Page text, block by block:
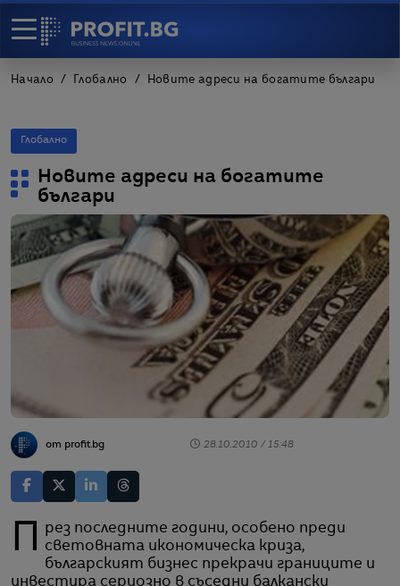
Начало Глобално Новите адреси на богатите българи
Глобално
Новите адреси на богатите
българи
от profit.bg 28.10.2010 / 15:48
През последните години, особено преди
световната икономическа криза,
българският бизнес прекрачи границите и
инвестира сериозно в съседни балкански